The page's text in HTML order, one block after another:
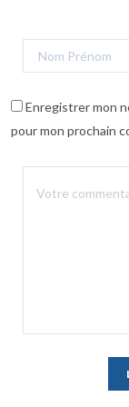
Enregistrer mon
pour mon prochain